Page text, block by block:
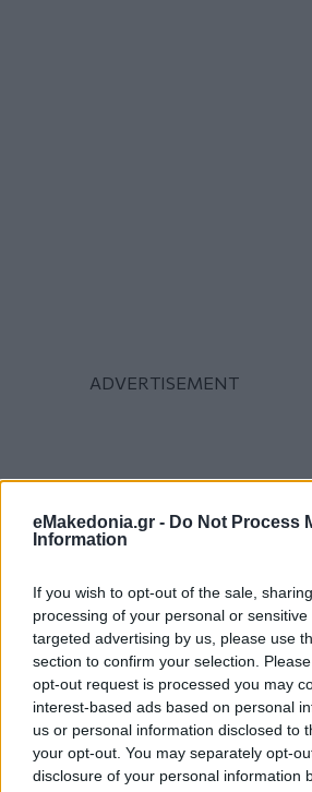
eMakedonia.gr - Do Not Process
Information
If you wish to opt-out of the sale,
processing of your personal or
targeted advertising by us, please use
section to confirm your selection.
opt-out request is processed you may
interest-based ads based on personal
us or personal information disclosed to
your opt-out. You may separately opt-
disclosure of your personal information